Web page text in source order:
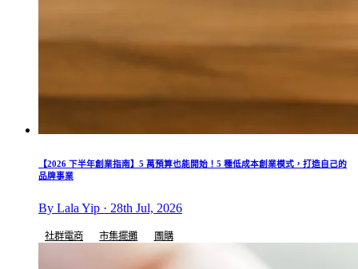
【2026 下半年創業指南】5 萬預算也能開始！5 種低成本創業模式，打造自己的
品牌事業
By Lala Yip · 28th Jul, 2026
社群電商 市集擺攤 團購